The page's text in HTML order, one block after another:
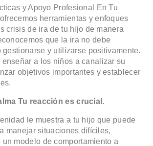
y Apoyo Profesional En Tu
herramientas y enfoques
crisis de ira de tu hijo de manera
que la ira no debe
gestionarse y utilizarse positivamente.
enseñar a los niños a canalizar su
objetivos importantes y establecer
Tu reacción es crucial.
le muestra a tu hijo que puede
manejar situaciones difíciles,
modelo de comportamiento a